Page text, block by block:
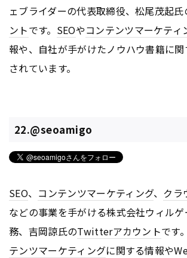
ェブライダーの代表取締役、松尾茂起氏
ントです。 SEOやコンテンツマーケティ
報や、自社が手がけたノウハウ書籍に
されています。
22.@seoamigo
SEO、 コンテンツマーケティング、 クラ
などの事業を手がける株式会社ウィル
務、吉岡諒氏のTwitterアカウントです。
テンツマーケティングに関する情報や